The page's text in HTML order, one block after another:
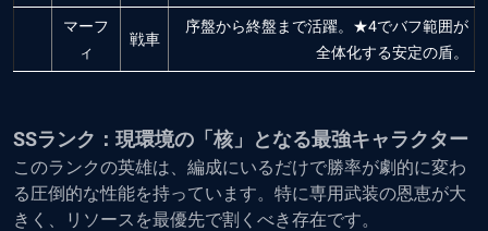
マーフ
ィ
戦車
序盤から終盤まで活躍。★4でバフ範囲が
全体化する安定の盾。
SSランク：現環境の「核」となる最強キャラクター
このランクの英雄は、編成にいるだけで勝率が劇的に変わ
る圧倒的な性能を持っています。特に専用武装の恩恵が大
きく、リソースを最優先で割くべき存在です。